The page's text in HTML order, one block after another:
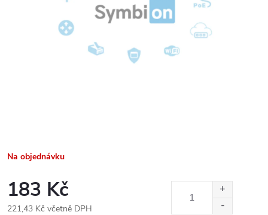
Na objednávku
183 Kč
221,43 Kč včetně DPH